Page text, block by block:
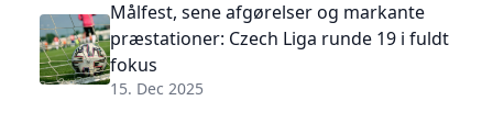
Målfest, sene afgørelser og markante
præstationer: Czech Liga runde 19 i fuldt
fokus
15. Dec 2025